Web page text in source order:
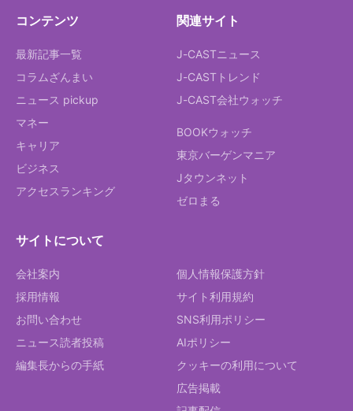
コンテンツ
最新記事一覧
コラムざんまい
ニュース pickup
マネー
キャリア
ビジネス
アクセスランキング
関連サイト
J-CASTニュース
J-CASTトレンド
J-CAST会社ウォッチ
BOOKウォッチ
東京バーゲンマニア
Jタウンネット
ゼロまる
サイトについて
会社案内
採用情報
お問い合わせ
ニュース読者投稿
編集長からの手紙
個人情報保護方針
サイト利用規約
SNS利用ポリシー
AIポリシー
クッキーの利用について
広告掲載